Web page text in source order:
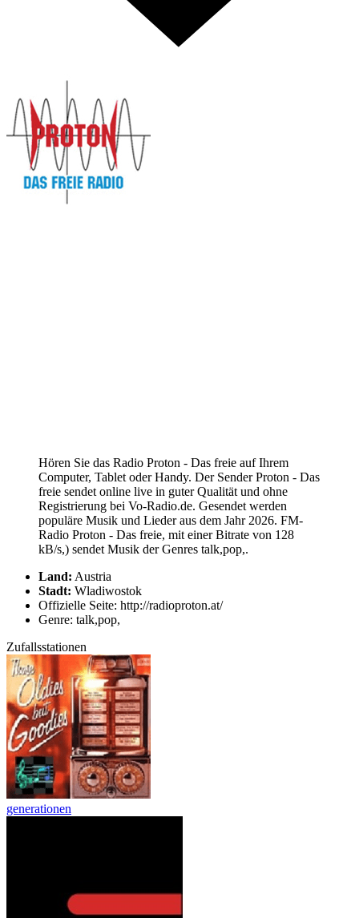
Hören Sie das Radio Proton - Das freie auf Ihrem
Computer, Tablet oder Handy. Der Sender Proton - Das
freie sendet online live in guter Qualität und ohne
Registrierung bei Vo-Radio.de. Gesendet werden
populäre Musik und Lieder aus dem Jahr 2026. FM-
Radio Proton - Das freie, mit einer Bitrate von 128
kB/s,) sendet Musik der Genres talk,pop,.
Land: Austria
Stadt: Wladiwostok
Offizielle Seite: http://radioproton.at/
Genre: talk,pop,
Zufallsstationen
generationen